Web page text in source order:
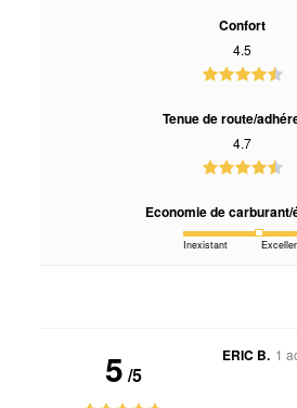
Confort
4.5
Tenue de route/
4.7
Economie de
Inexistant
5 /5
ERIC B. 1